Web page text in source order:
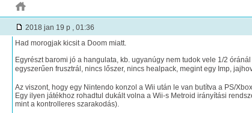
2018 jan 19 p , 01:36
Had morogjak kicsit a Doom miatt.
Egyrészt baromi jó a hangulata, kb. ugyanúgy nem tudok vele 1/2
egyszerűen frusztrál, nincs lőszer, nincs healpack, megint egy Imp,
Az viszont, hogy egy Nintendo konzol a Wii után le van butítva a PS/
Egy ilyen játékhoz rohadtul dukált volna a Wii-s Metroid irányítási
mint a kontrolleres szarakodás).